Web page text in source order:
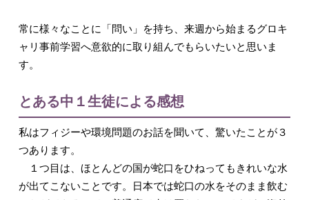
常に様々なことに「問い」を持ち、来週から始まるグロキ
ャリ事前学習へ意欲的に取り組んでもらいたいと思いま
す。
とある中１生徒による感想
私はフィジーや環境問題のお話を聞いて、驚いたことが３
つあります。
１つ目は、ほとんどの国が蛇口をひねってもきれいな水
が出てこないことです。日本では蛇口の水をそのまま飲む